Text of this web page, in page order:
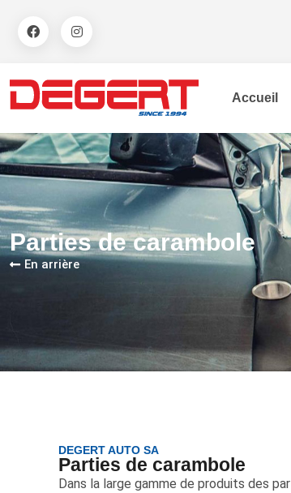
Accueil
Parties de carambole
En arrière
DEGERT AUTO SA
Parties de carambole
Dans la large gamme de produits des